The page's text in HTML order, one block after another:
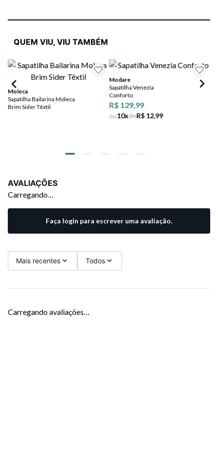
QUEM VIU, VIU TAMBÉM
Moleca
Sapatilha Bailarina Moleca
Brim Sider Têxtil
Modare
Sapatilha Venezia
Conforto
R$ 129,99
ou10xdeR$ 12,99
AVALIAÇÕES
Carregando…
Faça login para escrever uma avaliação.
Mais recentes Todos
Carregando avaliações…